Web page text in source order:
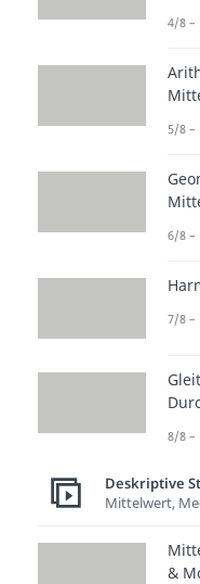
Keine
über
4/8 –
5/8 –
6/8 –
7/8 –
8/8 –
Deskriptive
Mittelwert,
&